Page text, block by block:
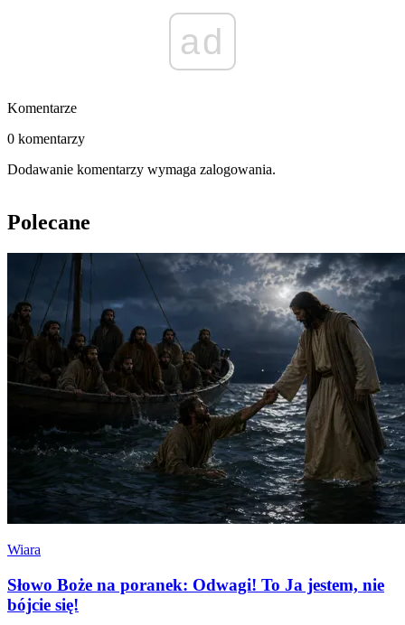
ad
Komentarze
0 komentarzy
Dodawanie komentarzy wymaga zalogowania.
Polecane
Wiara
Słowo Boże na poranek: Odwagi! To Ja jestem, nie
bójcie się!